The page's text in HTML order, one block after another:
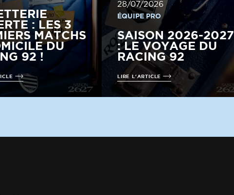
: LES 3
MATCHS
DU
92 !
28/07/2026
ÉQUIPE PRO
SAISON 2026-2027
: LE VOYAGE DU
RACING 92
LIRE L'ARTICLE